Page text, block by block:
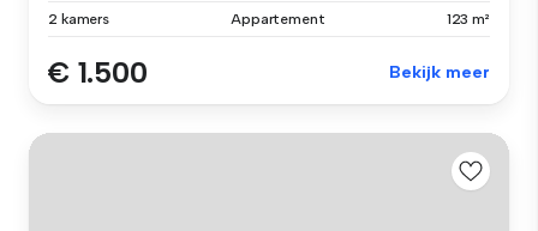
2 kamers Appartement 123 m²
€ 1.500 Bekijk meer